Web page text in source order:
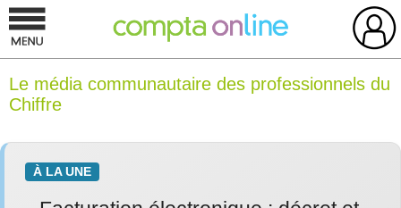
Le média communautaire des professionnels du
Chiffre
À LA UNE